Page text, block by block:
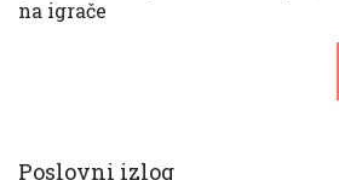
na igrače
Poslovni izlog